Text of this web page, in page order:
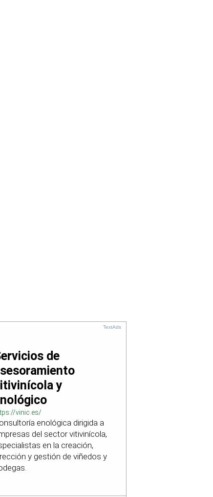
TextAds
de
y
vinic.es/
enológica dirigida a
del sector vitivinícola,
en la creación,
y gestión de viñedos y